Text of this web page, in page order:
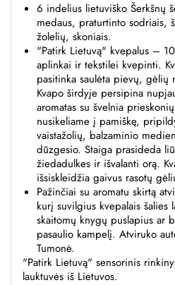
6 indelius lietuviško Šerkšnų
medaus, praturtinto sodriais,
žolelių, skoniais.
"Patirk Lietuvą" kvepalus –
aplinkai ir tekstilei kvepinti.
pasitinka saulėta pievų, gėlių
Kvapo širdyje persipina
aromatas su švelnia
nusikeliame į pamiškę,
vaistažolių, balzaminio
dūzgesio. Staiga prasideda
žiedadulkes ir išvalanti orą.
išsiskleidžia gaivus rasotų
Pažinčiai su aromatu skirtą
kurį suvilgius kvepalais šalies
skaitomų knygų puslapius ar
pasaulio kampelį. Atviruko
Tumonė.
"Patirk Lietuvą" sensorinis
lauktuvės iš Lietuvos.